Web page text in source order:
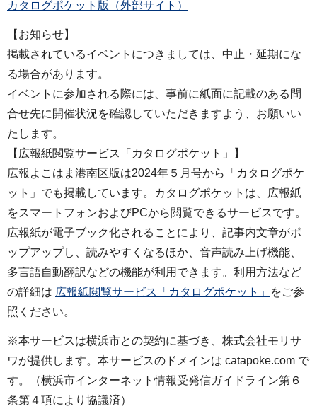
カタログポケット版（外部サイト）
【お知らせ】
掲載されているイベントにつきましては、中止・延期にな
る場合があります。
イベントに参加される際には、事前に紙面に記載のある問
合せ先に開催状況を確認していただきますよう、お願いい
たします。
【広報紙閲覧サービス「カタログポケット」】
広報よこはま港南区版は2024年５月号から「カタログポケ
ット」でも掲載しています。カタログポケットは、広報紙
をスマートフォンおよびPCから閲覧できるサービスです。
広報紙が電子ブック化されることにより、記事内文章がポ
ップアップし、読みやすくなるほか、音声読み上げ機能、
多言語自動翻訳などの機能が利用できます。利用方法など
の詳細は 広報紙閲覧サービス「カタログポケット」
をご参
照ください。
※本サービスは横浜市との契約に基づき、株式会社モリサ
ワが提供します。本サービスのドメインは catapoke.com で
す。（横浜市インターネット情報受発信ガイドライン第６
条第４項により協議済）